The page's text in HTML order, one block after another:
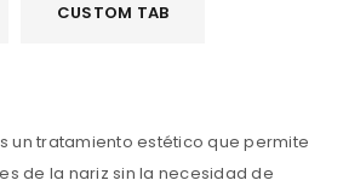
CUSTOM TAB
un tratamiento estético que permite
de la nariz sin la necesidad de